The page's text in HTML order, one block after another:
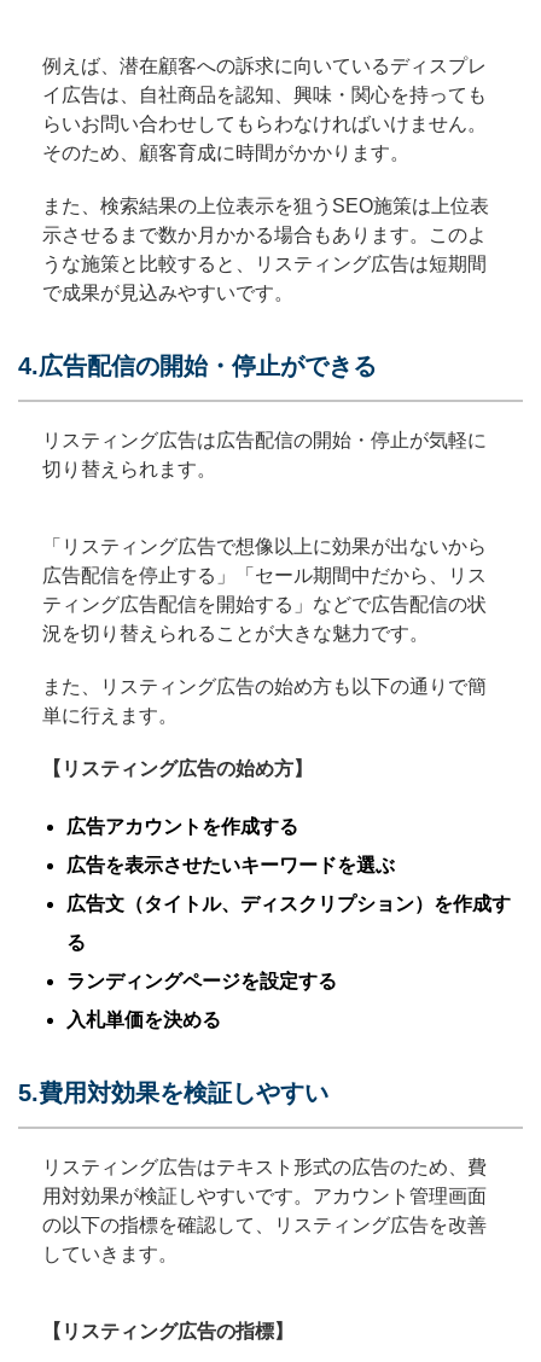
例えば、潜在顧客への訴求に向いているディスプレ
イ広告は、自社商品を認知、興味・関心を持っても
らいお問い合わせしてもらわなければいけません。
そのため、顧客育成に時間がかかります。
また、検索結果の上位表示を狙うSEO施策は上位表
示させるまで数か月かかる場合もあります。このよ
うな施策と比較すると、リスティング広告は短期間
で成果が見込みやすいです。
4.広告配信の開始・停止ができる
リスティング広告は広告配信の開始・停止が気軽に
切り替えられます。
「リスティング広告で想像以上に効果が出ないから
広告配信を停止する」「セール期間中だから、リス
ティング広告配信を開始する」などで広告配信の状
況を切り替えられることが大きな魅力です。
また、リスティング広告の始め方も以下の通りで簡
単に行えます。
【リスティング広告の始め方】
広告アカウントを作成する
広告を表示させたいキーワードを選ぶ
広告文（タイトル、ディスクリプション）を作成す
る
ランディングページを設定する
入札単価を決める
5.費用対効果を検証しやすい
リスティング広告はテキスト形式の広告のため、費
用対効果が検証しやすいです。アカウント管理画面
の以下の指標を確認して、リスティング広告を改善
していきます。
【リスティング広告の指標】